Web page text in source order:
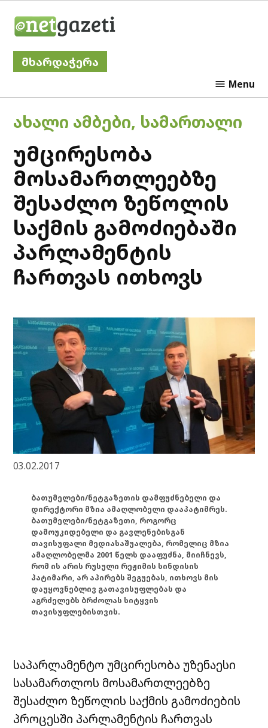
მხარდაჭერა
Menu
POSTED
IN
ᲐᲮᲐᲚᲘ ᲐᲛᲑᲔᲑᲘ, ᲡᲐᲛᲐᲠᲗᲐᲚᲘ
უმცირესობა
მოსამართლეებზე
შესაძლო ზეწოლის
საქმის გამოძიებაში
პარლამენტის
ჩართვას ითხოვს
03.02.2017
ბათუმელები/ნეტგაზეთის დამფუძნებელი და
დირექტორი მზია ამაღლობელი დააპატიმრეს.
ბათუმელები/ნეტგაზეთი, როგორც
დამოუკიდებელი და გავლენებისგან
თავისუფალი მედიასაშუალება, რომელიც მზია
ამაღლობელმა 2001 წელს დააფუძნა, მიიჩნევს,
რომ ის არის რუსული რეჟიმის სინდისის
პატიმარი, არ აპირებს შეგუებას, ითხოვს მის
დაუყოვნებლივ გათავისუფლებას და
აგრძელებს ბრძოლას სიტყვის
თავისუფლებისთვის.
საპარლამენტო უმცირესობა უზენაესი
სასამართლოს მოსამართლეებზე
შესაძლო ზეწოლის საქმის გამოძიების
პროცესში პარლამენტის ჩართვას